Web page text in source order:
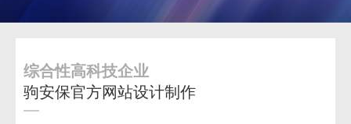
综合性高科技企业
驹安保官方网站设计制作